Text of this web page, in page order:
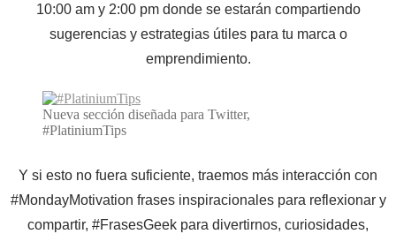
10:00 am y 2:00 pm donde se estarán compartiendo
sugerencias y estrategias útiles para tu marca o
emprendimiento.
Nueva sección diseñada para Twitter,
#PlatiniumTips
Y si esto no fuera suficiente, traemos más interacción con
#MondayMotivation frases inspiracionales para reflexionar y
compartir, #FrasesGeek para divertirnos, curiosidades,